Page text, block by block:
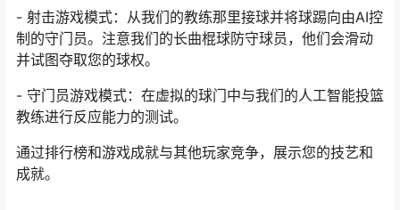
- 射击游戏模式：从我们的教练那里接球并将球踢向由AI控
制的守门员。注意我们的长曲棍球防守球员，他们会滑动
并试图夺取您的球权。
- 守门员游戏模式：在虚拟的球门中与我们的人工智能投篮
教练进行反应能力的测试。
通过排行榜和游戏成就与其他玩家竞争，展示您的技艺和
成就。